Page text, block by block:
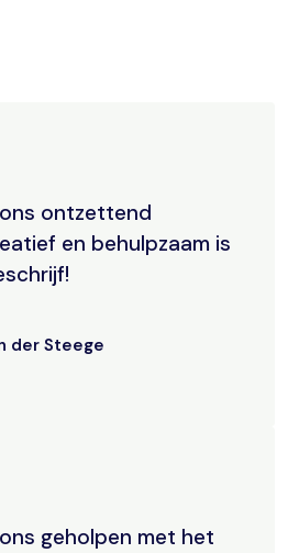
ontzettend
en behulpzaam is
der Steege
geholpen met het